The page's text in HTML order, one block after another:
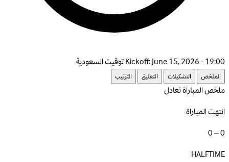
Kickoff:June 15, 2026 · 19:00 توقيت السعودية
الملخص التشكيلات التعليق الترتيب
ملخص المباراةتعادل
انتهت المباراة
0 – 0
HALFTIME